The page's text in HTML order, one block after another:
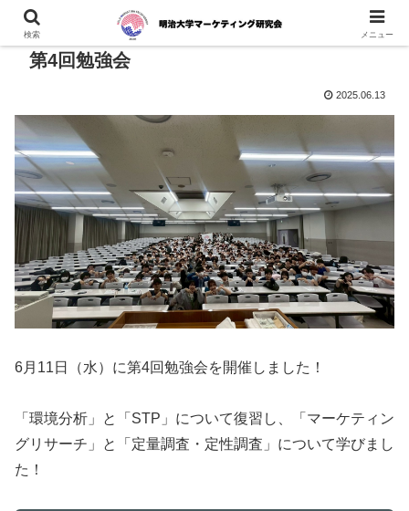
第4回勉強会
2025.06.13
6月11日（水）に第4回勉強会を開催しました！
「環境分析」と「STP」について復習し、「マーケティン
グリサーチ」と「定量調査・定性調査」について学びまし
た！
検索 メニュー